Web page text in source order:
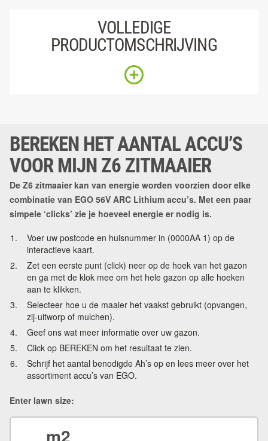
VOLLEDIGE
PRODUCTOMSCHRIJVING
BEREKEN HET AANTAL ACCU’S
VOOR MIJN Z6 ZITMAAIER
De Z6 zitmaaier kan van energie worden voorzien door elke
combinatie van EGO 56V ARC Lithium accu’s. Met een paar
simpele ‘clicks’ zie je hoeveel energie er nodig is.
Voer uw postcode en huisnummer in (0000AA 1) op de
interactieve kaart.
Zet een eerste punt (click) neer op de hoek van het gazon
en ga met de klok mee om het hele gazon op alle hoeken
aan te klikken.
Selecteer hoe u de maaier het vaakst gebruikt (opvangen,
zij-uitworp of mulchen).
Geef ons wat meer informatie over uw gazon.
Click op BEREKEN om het resultaat te zien.
Schrijf het aantal benodigde Ah’s op en lees meer over het
assortiment accu’s van EGO.
Enter lawn size: